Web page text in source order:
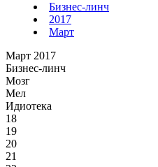
Бизнес-линч
2017
Март
Март 2017
Бизнес-линч
Мозг
Мел
Идиотека
18
19
20
21